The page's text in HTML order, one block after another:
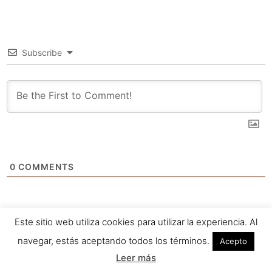
Subscribe
0 COMMENTS
Este sitio web utiliza cookies para utilizar la experiencia. Al
navegar, estás aceptando todos los términos.
Acepto
Leer más